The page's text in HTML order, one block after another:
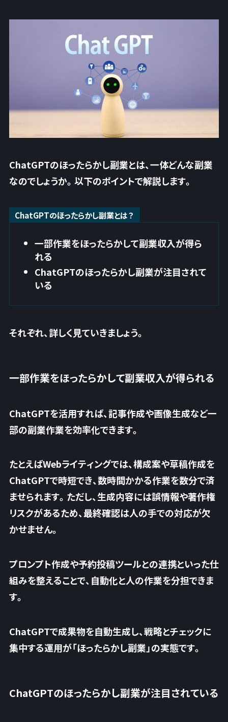
ChatGPTのほったらかし副業とは、一体どんな副業
なのでしょうか。以下のポイントで解説します。
ChatGPTのほったらかし副業とは？
一部作業をほったらかして副業収入が得ら
れる
ChatGPTのほったらかし副業が注目されて
いる
それぞれ、詳しく見ていきましょう。
一部作業をほったらかして副業収入が得られる
ChatGPTを活用すれば、記事作成や画像生成など一
部の副業作業を効率化できます。
たとえばWebライティングでは、構成案や草稿作成を
ChatGPTで時短でき、数時間かかる作業を数分で済
ませられます。ただし、生成内容には誤情報や著作権
リスクがあるため、最終確認は人の手での対応が欠
かせません。
プロンプト作成や予約投稿ツールとの連携といった仕
組みを整えることで、自動化と人の作業を分担できま
す。
ChatGPTで成果物を自動生成し、戦略とチェックに
集中する運用が「ほったらかし副業」の実態です。
ChatGPTのほったらかし副業が注目されている